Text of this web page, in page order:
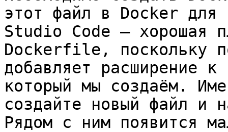
этот файл в Docker
Studio Code — хорошая
Dockerfile, поскольку
добавляет расширение
который мы создаём.
создайте новый файл и
Рядом с ним появится